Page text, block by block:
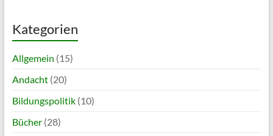
Kategorien
Allgemein (15)
Andacht(20)
Bildungspolitik(10)
Bücher(28)